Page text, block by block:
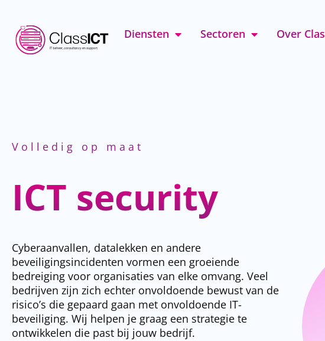
Diensten Sectoren Over
Volledig op maat
ICT security
Cyberaanvallen, datalekken en andere
beveiligingsincidenten vormen een groeiende
bedreiging voor organisaties van elke omvang. Veel
bedrijven zijn zich echter onvoldoende bewust van de
risico’s die gepaard gaan met onvoldoende IT-
beveiliging. Wij helpen je graag een strategie te
ontwikkelen die past bij jouw bedrijf.